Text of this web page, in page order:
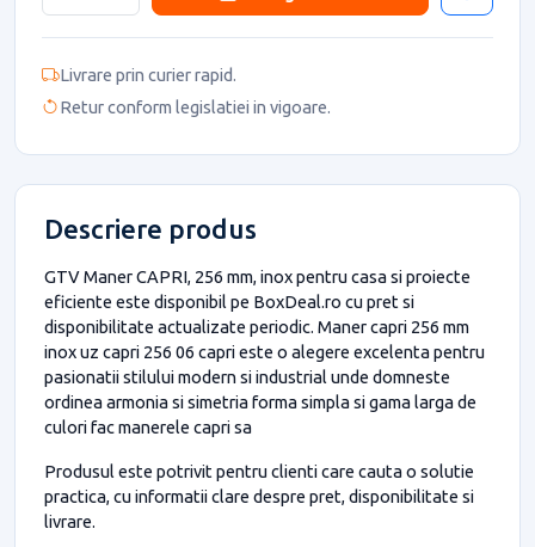
Livrare prin curier rapid.
Retur conform legislatiei in vigoare.
Descriere produs
GTV Maner CAPRI, 256 mm, inox pentru casa si proiecte
eficiente este disponibil pe BoxDeal.ro cu pret si
disponibilitate actualizate periodic. Maner capri 256 mm
inox uz capri 256 06 capri este o alegere excelenta pentru
pasionatii stilului modern si industrial unde domneste
ordinea armonia si simetria forma simpla si gama larga de
culori fac manerele capri sa
Produsul este potrivit pentru clienti care cauta o solutie
practica, cu informatii clare despre pret, disponibilitate si
livrare.